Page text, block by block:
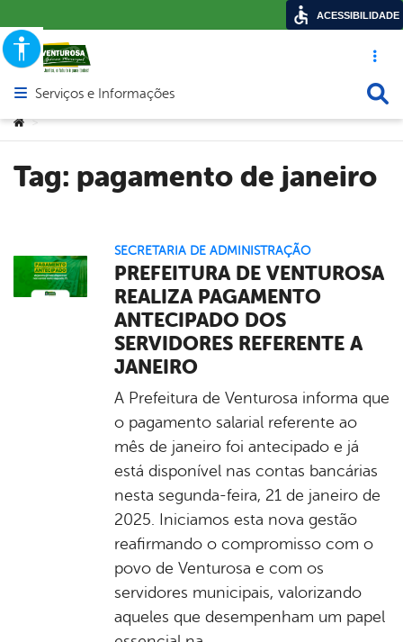
Acesso
Abrir menu principal de navegação
Serviços e Informações
Você está aqui:
>
Tag: pagamento de janeiro
SECRETARIA DE ADMINISTRAÇÃO
PREFEITURA DE VENTUROSA
REALIZA PAGAMENTO
ANTECIPADO DOS
SERVIDORES REFERENTE A
JANEIRO
A Prefeitura de Venturosa informa que
o pagamento salarial referente ao
mês de janeiro foi antecipado e já
está disponível nas contas bancárias
nesta segunda-feira, 21 de janeiro de
2025. Iniciamos esta nova gestão
reafirmando o compromisso com o
povo de Venturosa e com os
servidores municipais, valorizando
aqueles que desempenham um papel
ACESSIBILIDADE